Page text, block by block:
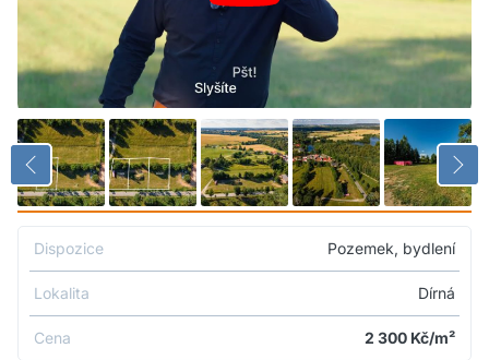
Dispozice Pozemek, bydlení
Lokalita Dírná
Cena 2 300 Kč/m²